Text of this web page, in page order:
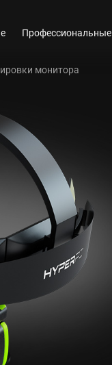
Профессиональные
монитора